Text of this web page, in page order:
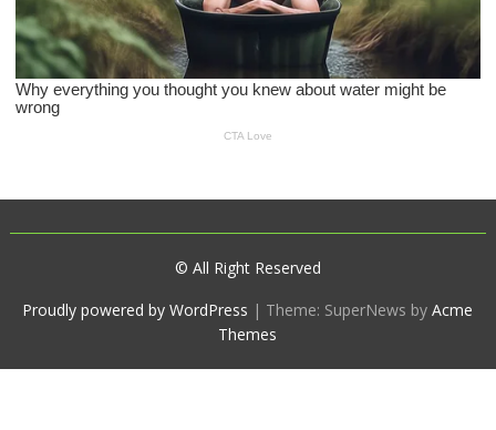
© All Right Reserved
Proudly powered by WordPress | Theme: SuperNews byAcme
Themes